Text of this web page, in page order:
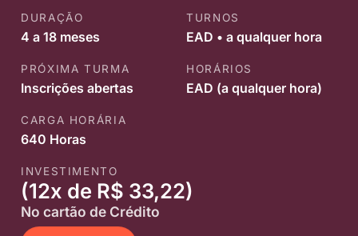
DURAÇÃO
4 a 18 meses
TURNOS
EAD • a qualquer hora
PRÓXIMA TURMA
Inscrições abertas
HORÁRIOS
EAD (a qualquer hora)
CARGA HORÁRIA
640 Horas
INVESTIMENTO
(12x de R$ 33,22)
No cartão de Crédito